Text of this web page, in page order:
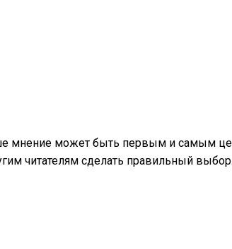
мнение может быть первым и самым
читателям сделать правильный